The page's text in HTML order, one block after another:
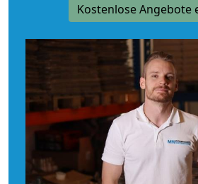
Kostenlose Angebote